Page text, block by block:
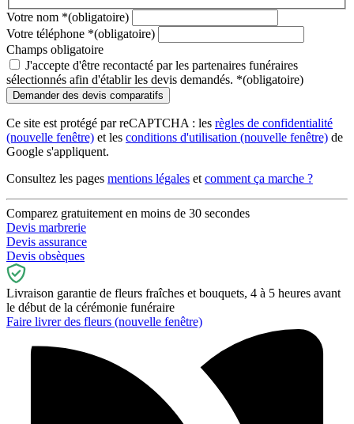
Votre nom *(obligatoire)
Votre téléphone *(obligatoire)
Champs obligatoire
J'accepte d'être recontacté par les partenaires funéraires
sélectionnés afin d'établir les devis demandés. *(obligatoire)
Ce site est protégé par reCAPTCHA : les règles de confidentialité
(nouvelle fenêtre) et les conditions d'utilisation (nouvelle fenêtre) de
Google s'appliquent.
Consultez les pages mentions légales et comment ça marche ?
Comparez gratuitement en moins de 30 secondes
Devis marbrerie
Devis assurance
Devis obsèques
Livraison garantie de fleurs fraîches et bouquets, 4 à 5 heures avant
le début de la cérémonie funéraire
Faire livrer des fleurs (nouvelle fenêtre)